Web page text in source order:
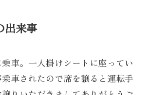
出来事
車。一人掛けシートに座ってい
車されたので席を譲ると運転手